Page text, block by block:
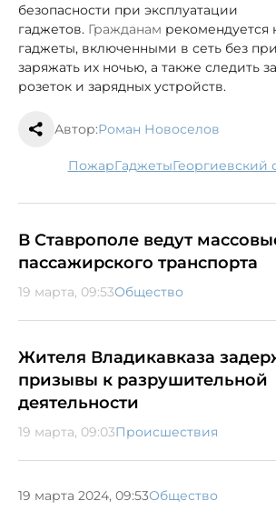
безопасности при эксплуатации
гаджетов. Гражданам рекомендуется
гаджеты, включенными в сеть без
заряжать их ночью, а также следить
розеток и зарядных устройств.
Автор:Роман Новоселов
пожар гаджеты Георгиевский
В Ставрополе ведут
пассажирского транспорта
19 марта, 09:53Общество
Жителя Владикавказа
призывы к разрушительной
деятельности
19 марта, 09:03Происшествия
19 марта 2024, 09:53Общество